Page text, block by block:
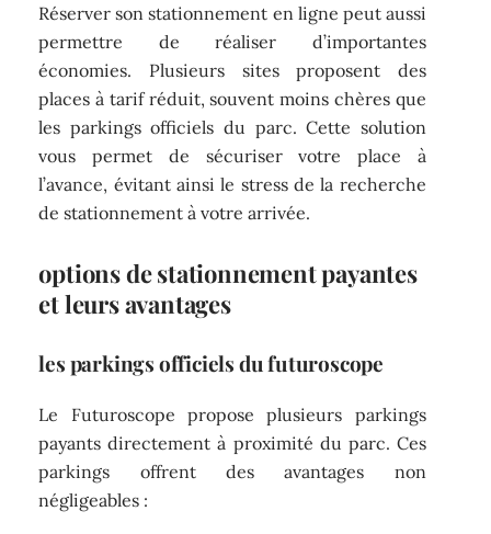
Réserver son stationnement en ligne peut aussi
permettre de réaliser d’importantes
économies. Plusieurs sites proposent des
places à tarif réduit, souvent moins chères que
les parkings officiels du parc. Cette solution
vous permet de sécuriser votre place à
l’avance, évitant ainsi le stress de la recherche
de stationnement à votre arrivée.
options de stationnement payantes
et leurs avantages
les parkings officiels du futuroscope
Le Futuroscope propose plusieurs parkings
payants directement à proximité du parc. Ces
parkings offrent des avantages non
négligeables :